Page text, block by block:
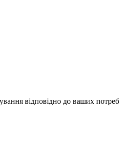
відповідно до ваших потреб